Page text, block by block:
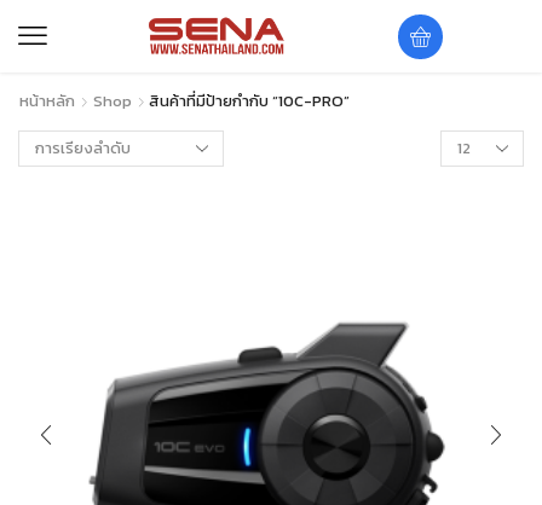
หน้าหลัก Shop สินค้าที่มีป้ายกำกับ “10C-PRO”